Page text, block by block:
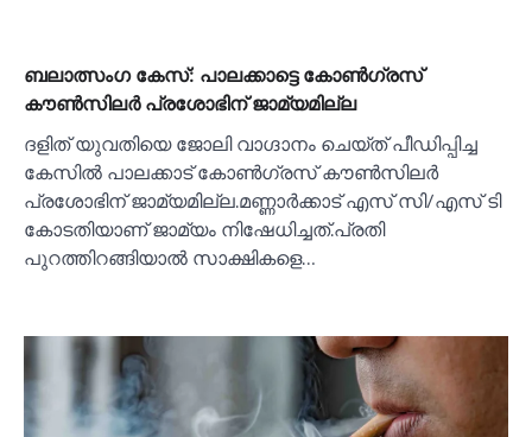
ബലാത്സംഗ കേസ്‌: പാലക്കാട്ടെ കോണ്‍ഗ്രസ്
കൗണ്‍സിലര്‍ പ്രശോഭിന് ജാമ്യമില്ല
ദളിത് യുവതിയെ ജോലി വാഗ്ദാനം ചെയ്ത് പീഡിപ്പിച്ച
കേസില്‍ പാലക്കാ‌ട് കോണ്‍ഗ്രസ് കൗണ്‍സിലർ
പ്രശോഭിന് ജാമ്യമില്ല.മണ്ണാർക്കാട് എസ് സി/എസ് ടി
കോടതിയാണ് ജാമ്യം നിഷേധിച്ചത്.പ്രതി
പുറത്തിറങ്ങിയാല്‍ സാക്ഷികളെ…